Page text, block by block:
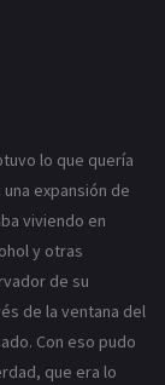
lo que quería
expansión de
viviendo en
y otras
de su
de la ventana del
Con eso pudo
que era lo